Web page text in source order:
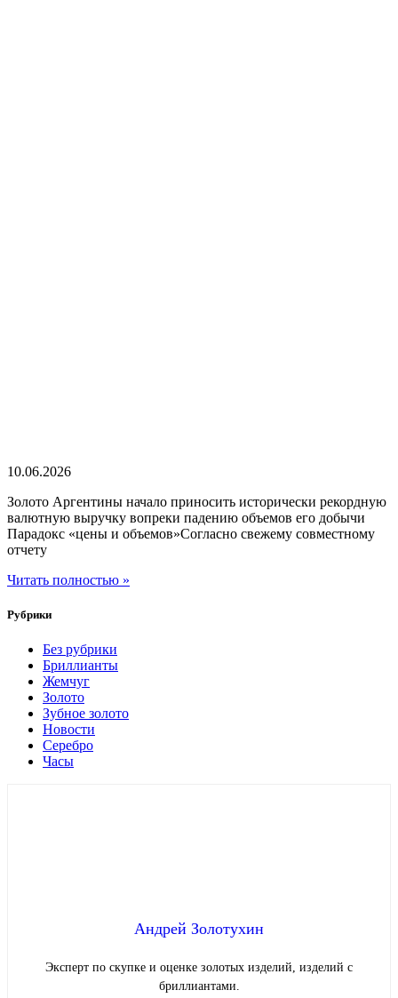
10.06.2026
Золото Аргентины начало приносить исторически рекордную
валютную выручку вопреки падению объемов его добычи
Парадокс «цены и объемов»Согласно свежему совместному
отчету
Читать полностью »
Рубрики
Без рубрики
Бриллианты
Жемчуг
Золото
Зубное золото
Новости
Серебро
Часы
Андрей Золотухин
Эксперт по скупке и оценке золотых изделий, изделий с
бриллиантами.